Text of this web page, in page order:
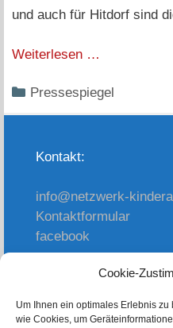
Cookie-
Um Ihnen ein optimales Erlebnis
wie Cookies, um
und auch für Hitdorf sind
Weiterlesen …
Kategorien
Pressespiegel
Kontakt:
info@netzwerk-
Kontaktformular
facebook